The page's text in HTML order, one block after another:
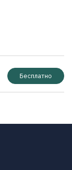
Бесплатно